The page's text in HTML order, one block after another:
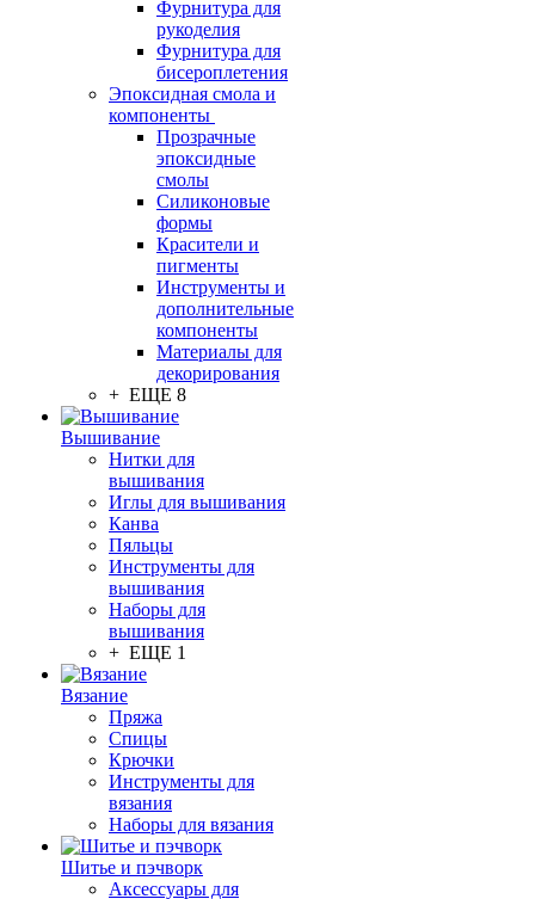
Фурнитура для
рукоделия
Фурнитура для
бисероплетения
Эпоксидная смола и
компоненты
Прозрачные
эпоксидные
смолы
Силиконовые
формы
Красители и
пигменты
Инструменты и
дополнительные
компоненты
Материалы для
декорирования
+ ЕЩЕ 8
Вышивание
Нитки для
вышивания
Иглы для вышивания
Канва
Пяльцы
Инструменты для
вышивания
Наборы для
вышивания
+ ЕЩЕ 1
Вязание
Пряжа
Спицы
Крючки
Инструменты для
вязания
Наборы для вязания
Шитье и пэчворк
Аксессуары для